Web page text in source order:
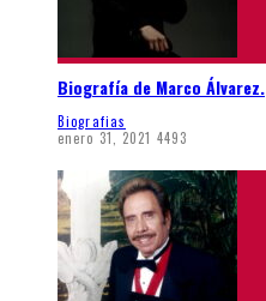
Biografía de Marco Álvarez.
Biografias
enero 31, 2021 4493